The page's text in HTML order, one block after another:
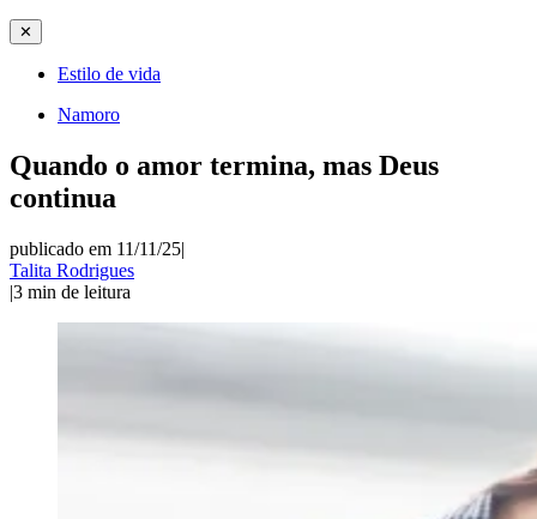
✕
Estilo de vida
Namoro
Quando o amor termina, mas Deus
continua
publicado em 11/11/25|
Talita Rodrigues
|3 min de leitura